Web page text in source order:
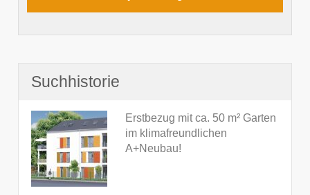
Suchhistorie
Erstbezug mit ca. 50 m² Garten
im klimafreundlichen
A+Neubau!